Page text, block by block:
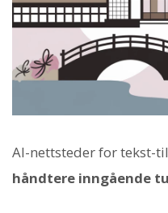
AI-nettsteder for tekst-
håndtere inngående